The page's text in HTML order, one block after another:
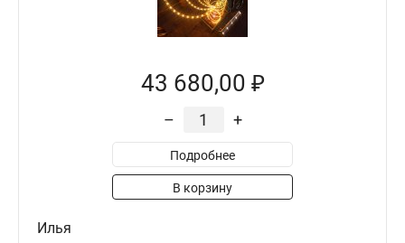
43 680,00 ₽
– +
Подробнее
В корзину
Илья